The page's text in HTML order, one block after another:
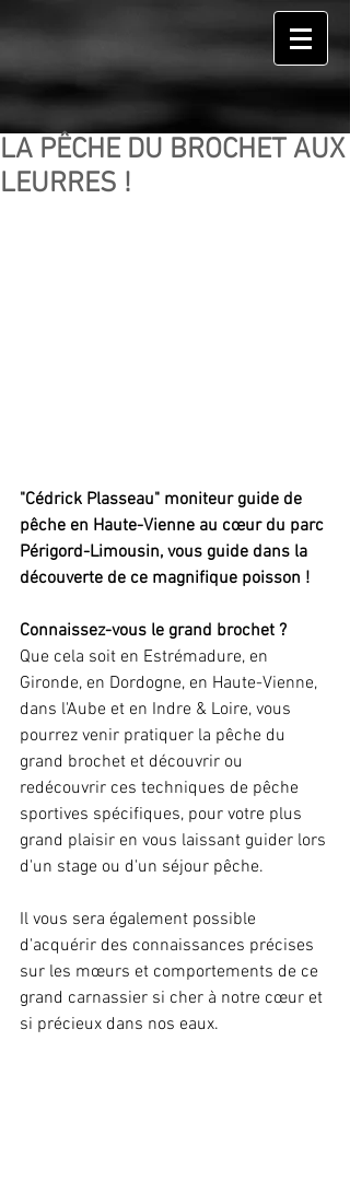
LA PÊCHE DU BROCHET AUX
LEURRES !
"Cédrick Plasseau" moniteur guide de
pêche en Haute-Vienne au cœur du parc
Périgord-Limousin, vous guide dans la
découverte de ce magnifique poisson !
Connaissez-vous le grand brochet ?
Que cela soit en Estrémadure, en
Gironde, en Dordogne, en Haute-Vienne,
dans l'Aube et en Indre & Loire, vous
pourrez venir pratiquer la pêche du
grand brochet et découvrir ou
redécouvrir ces techniques de pêche
sportives spécifiques, pour votre plus
grand plaisir en vous laissant guider lors
d'un stage ou d'un séjour pêche.
Il vous sera également possible
d'acquérir des connaissances précises
sur les mœurs et comportements de ce
grand carnassier si cher à notre cœur et
si précieux dans nos eaux.